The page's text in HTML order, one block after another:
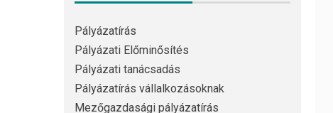
Pályázatírás
Pályázati Előminősítés
Pályázati tanácsadás
Pályázatírás vállalkozásoknak
Mezőgazdasági pályázatírás